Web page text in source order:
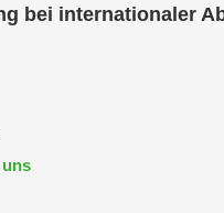
bei internationaler